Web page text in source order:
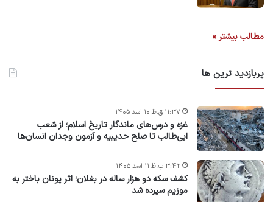
مطالب بیشتر »
پربازدید ترین ها
غزه و درس‌های ماندگار تاریخ اسلام؛ از شعب
ابی‌طالب تا صلح حدیبیه و آزمون وجدان انسان‌ها
۱۱:۳۷ ق.ظ ۱۰ اسد ۱۴۰۵
کشف سکه دو هزار ساله در بغلان؛ اثر یونان باختر به
موزیم سپرده شد
۳:۴۲ ب.ظ ۱۱ اسد ۱۴۰۵